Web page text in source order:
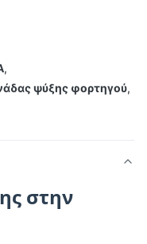
,
ψύξης φορτηγού,
στην